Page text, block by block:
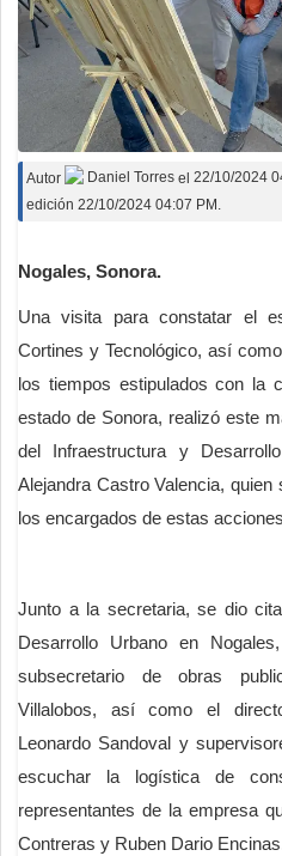
Autor Daniel Torres el 22/10/2024
edición 22/10/2024 04:07 PM.
Nogales, Sonora.
Una visita para constatar el
Cortines y Tecnológico, así
los tiempos estipulados con la
estado de Sonora, realizó este
del Infraestructura y
Alejandra Castro Valencia,
los encargados de estas
Junto a la secretaria, se dio
Desarrollo Urbano en
subsecretario de obras
Villalobos, así como el
Leonardo Sandoval y
escuchar la logística de
representantes de la empresa
Contreras y Ruben Dario